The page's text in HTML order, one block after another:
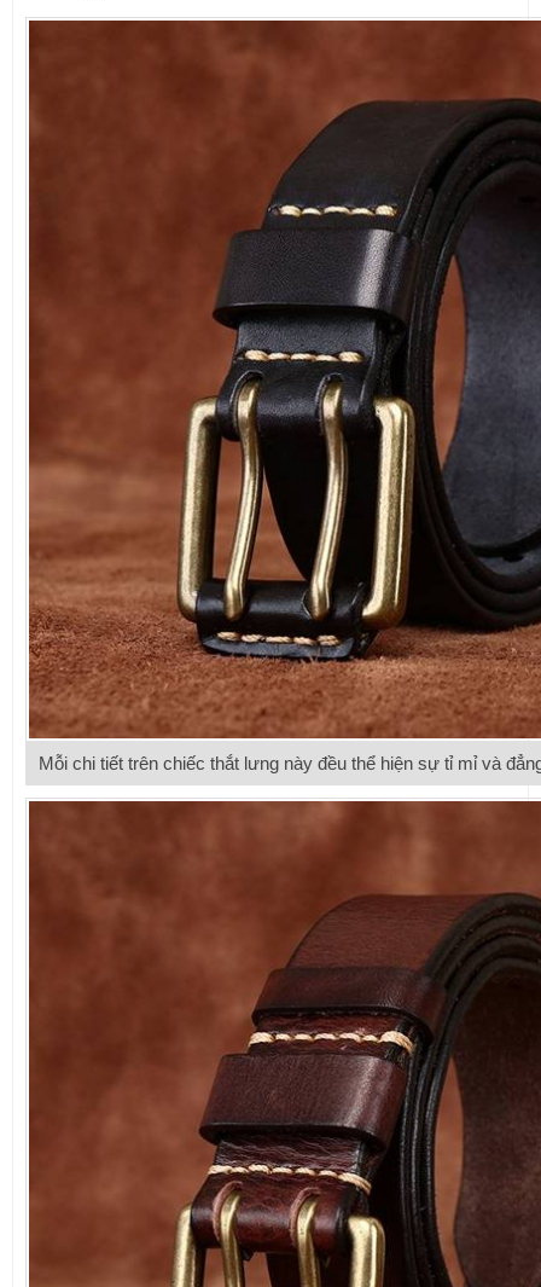
Mỗi chi tiết trên chiếc thắt lưng này đều thể hiện sự tỉ mỉ và